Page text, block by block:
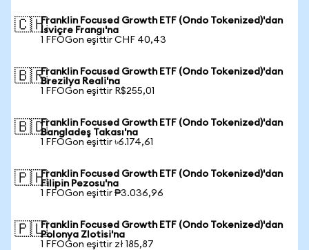
🇨🇭Franklin Focused Growth ETF (Ondo Tokenized)'dan
İsviçre Frangı'na
1 FFOGon eşittir CHF 40,43
🇧🇷Franklin Focused Growth ETF (Ondo Tokenized)'dan
Brezilya Reali'na
1 FFOGon eşittir R$255,01
🇧🇩Franklin Focused Growth ETF (Ondo Tokenized)'dan
Bangladeş Takası'na
1 FFOGon eşittir ৳6.174,61
🇵🇭Franklin Focused Growth ETF (Ondo Tokenized)'dan
Filipin Pezosu'na
1 FFOGon eşittir ₱3.036,96
🇵🇱Franklin Focused Growth ETF (Ondo Tokenized)'dan
Polonya Zlotisi'na
1 FFOGon eşittir zł 185,87